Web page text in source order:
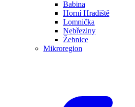
Babina
Horní Hradiště
Lomnička
Nebřeziny
Žebnice
Mikroregion